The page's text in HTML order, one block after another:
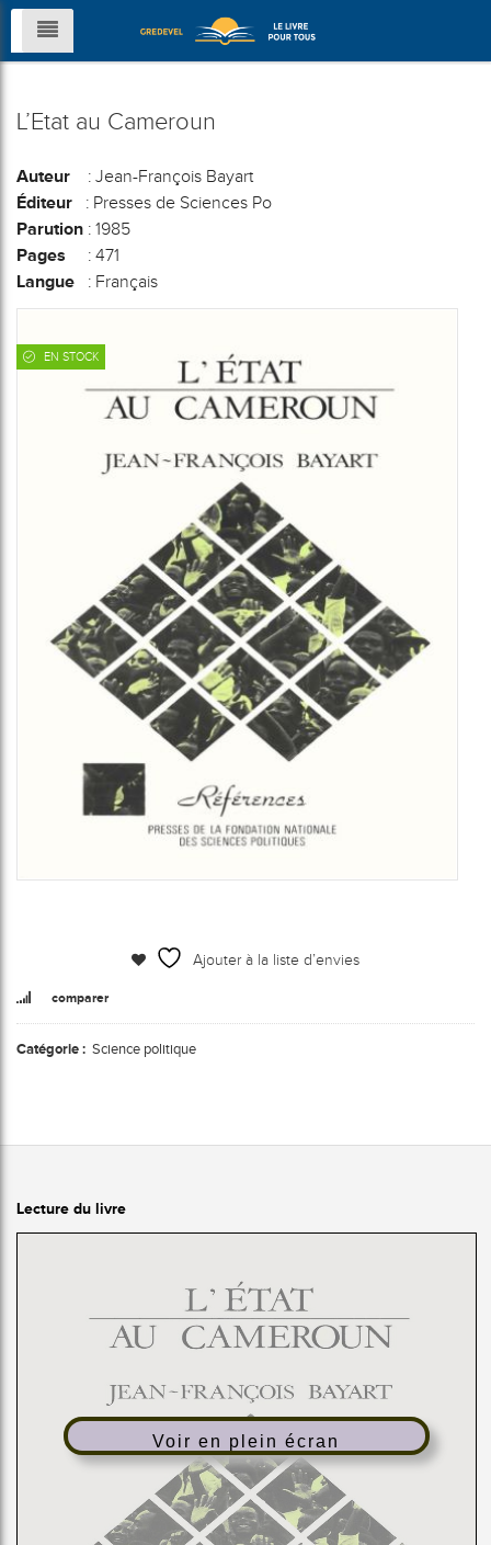
L’Etat au Cameroun
Auteur : Jean-François Bayart
Éditeur : Presses de Sciences Po
Parution : 1985
Pages : 471
Langue : Français
EN STOCK
Ajouter à la liste d’envies
comparer
Catégorie : Science politique
Lecture du livre
Voir en plein écran